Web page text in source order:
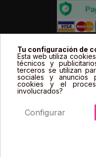
Todos los precios
incluyen el IVA. | Todas
productos son
sólo se
Tu configuración de
Esta web utiliza
técnicos y
terceros se utilizan
sociales y anuncios
cookies y el
involucrados?
Configurar